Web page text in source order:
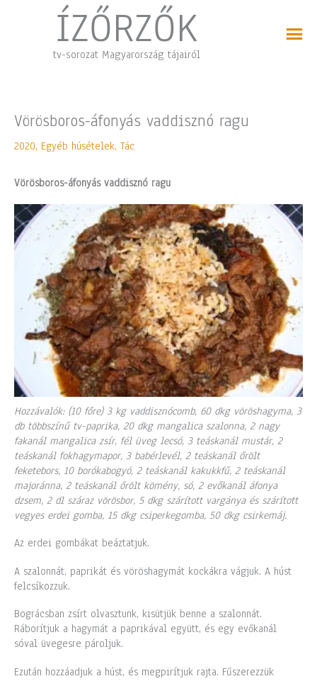
ÍZŐRZŐK
tv-sorozat Magyarország tájairól
Vörösboros-áfonyás vaddisznó ragu
2020, Egyéb húsételek, Tác
Vörösboros-áfonyás vaddisznó ragu
Hozzávalók: (10 főre) 3 kg vaddisznócomb, 60 dkg vöröshagyma, 3
db többszínű tv-paprika, 20 dkg mangalica szalonna, 2 nagy
fakanál mangalica zsír, fél üveg lecsó, 3 teáskanál mustár, 2
teáskanál fokhagymapor, 3 babérlevél, 2 teáskanál őrölt
feketebors, 10 borókabogyó, 2 teáskanál kakukkfű, 2 teáskanál
majoránna, 2 teáskanál őrölt kömény, só, 2 evőkanál áfonya
dzsem, 2 dl száraz vörösbor, 5 dkg szárított vargánya és szárított
vegyes erdei gomba, 15 dkg csiperkegomba, 50 dkg csirkemáj.
Az erdei gombákat beáztatjuk.
A szalonnát, paprikát és vöröshagymát kockákra vágjuk. A húst
felcsíkozzuk.
Bográcsban zsírt olvasztunk, kisütjük benne a szalonnát.
Ráborítjuk a hagymát a paprikával együtt, és egy evőkanál
sóval üvegesre pároljuk.
Ezután hozzáadjuk a húst, és megpirítjuk rajta. Fűszerezzük